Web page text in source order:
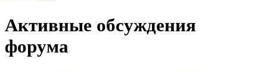
Активные обсуждения
форума